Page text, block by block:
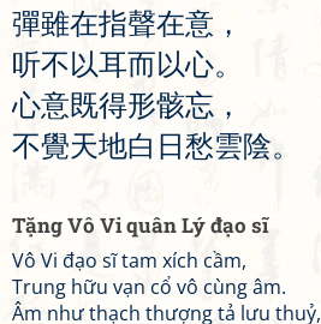
彈雖在指聲在意 ，
听不以耳而以心。
心意既得形骸忘 ，
不覺天地白 日 愁雲陰。
Tặng Vô Vi quân Lý đạo sĩ
Vô Vi đạo sĩ tam xích cầm,
Trung hữu vạn cổ vô cùng âm.
Âm như thạch thượng tả lưu thuỷ,